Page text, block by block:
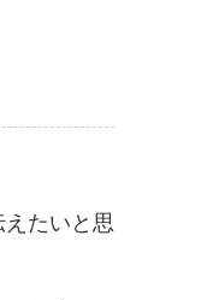
たいと思